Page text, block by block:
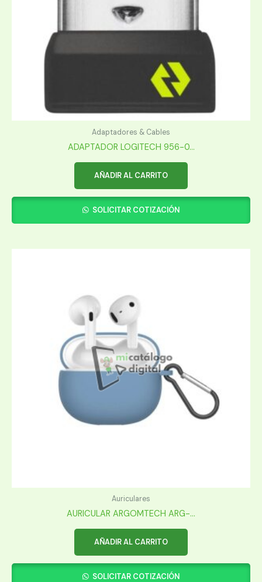
Adaptadores & Cables
ADAPTADOR LOGITECH 956-0...
AÑADIR AL CARRITO
SOLICITAR COTIZACIÓN
Auriculares
AURICULAR ARGOMTECH ARG-...
AÑADIR AL CARRITO
SOLICITAR COTIZACIÓN